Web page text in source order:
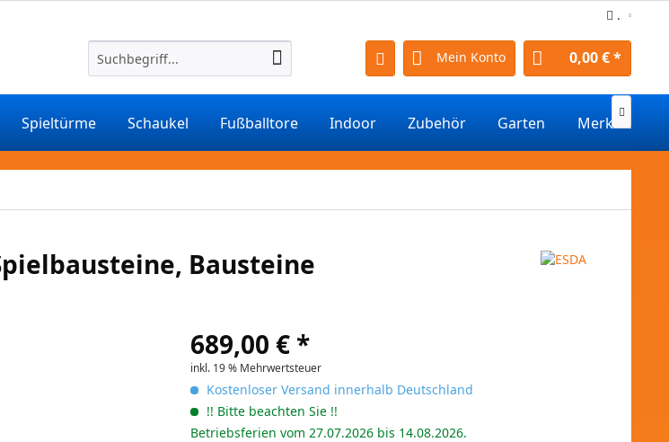
.
Mein Konto 0,00 € *
Spieltürme Schaukel Fußballtore Indoor Zubehör Garten Merkmale

Bausteine
689,00 € *
inkl. 19 % Mehrwertsteuer
Kostenloser Versand innerhalb Deutschland
!! Bitte beachten Sie !!
Betriebsferien vom 27.07.2026 bis 14.08.2026.